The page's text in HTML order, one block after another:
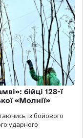
бійці 128-ї
«Молнії»
із бойового
ударного